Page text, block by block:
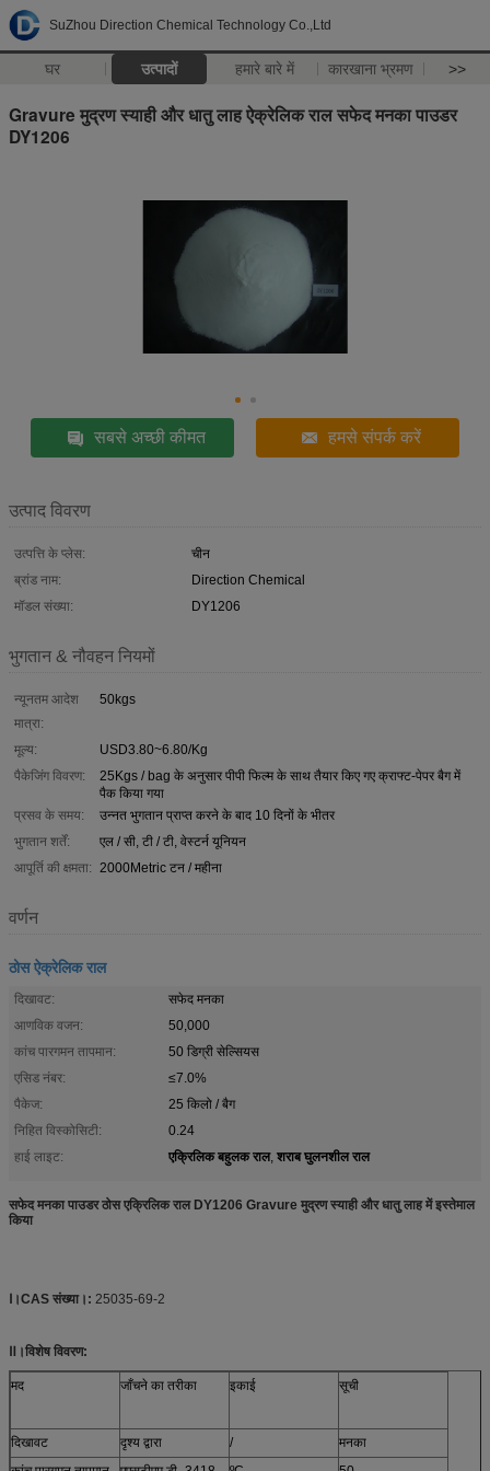
SuZhou Direction Chemical Technology Co.,Ltd
घर उत्पादों हमारे बारे में कारखाना भ्रमण >>
Gravure मुद्रण स्याही और धातु लाह ऐक्रेलिक राल सफेद मनका पाउडर
DY1206
सबसे अच्छी कीमत हमसे संपर्क करें
उत्पाद विवरण
उत्पत्ति के प्लेस:
चीन
ब्रांड नाम:
Direction Chemical
मॉडल संख्या:
DY1206
भुगतान & नौवहन नियमों
न्यूनतम आदेश
मात्रा:
50kgs
मूल्य:
USD3.80~6.80/Kg
पैकेजिंग विवरण:
25Kgs / bag के अनुसार पीपी फिल्म के साथ तैयार किए गए क्राफ्ट-पेपर बैग में
पैक किया गया
प्रसव के समय:
उन्नत भुगतान प्राप्त करने के बाद 10 दिनों के भीतर
भुगतान शर्तें:
एल / सी, टी / टी, वेस्टर्न यूनियन
आपूर्ति की क्षमता: 2000Metric टन / महीना
वर्णन
ठोस ऐक्रेलिक राल
दिखावट:
सफेद मनका
आणविक वजन:
50,000
कांच पारगमन तापमान:
50 डिग्री सेल्सियस
एसिड नंबर:
≤7.0%
पैकेज:
25 किलो / बैग
निहित विस्कोसिटी:
0.24
हाई लाइट:
एक्रिलिक बहुलक राल, शराब घुलनशील राल
सफेद मनका पाउडर ठोस एक्रिलिक राल DY1206 Gravure मुद्रण स्याही और धातु लाह में इस्तेमाल
किया
Ⅰ।CAS संख्या।: 25035-69-2
Ⅱ।विशेष विवरण:
मद जाँचने का तरीका इकाई सूची
दिखावट दृश्य द्वारा /
मनका